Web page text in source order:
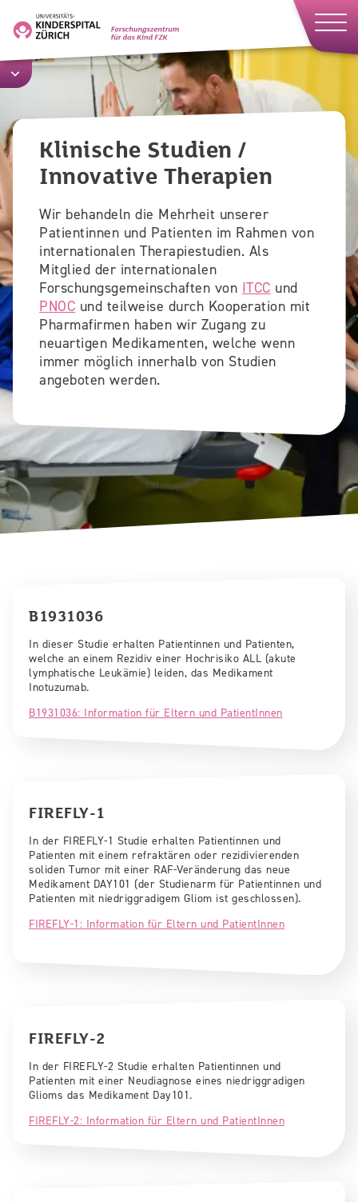
zum
Inhalt
Klinische Studien /
Innovative Therapien
Wir behandeln die Mehrheit unserer
Patientinnen und Patienten im Rahmen von
internationalen Therapiestudien. Als
Mitglied der internationalen
Forschungsgemeinschaften von ITCC und
PNOC und teilweise durch Kooperation mit
Pharmafirmen haben wir Zugang zu
neuartigen Medikamenten, welche wenn
immer möglich innerhalb von Studien
angeboten werden.
B1931036
In dieser Studie erhalten Patientinnen und Patienten,
welche an einem Rezidiv einer Hochrisiko ALL (akute
lymphatische Leukämie) leiden, das Medikament
Inotuzumab.
B1931036: Information für Eltern und PatientInnen
FIREFLY-1
In der FIREFLY-1 Studie erhalten Patientinnen und
Patienten mit einem refraktären oder rezidivierenden
soliden Tumor mit einer RAF-Veränderung das neue
Medikament DAY101 (der Studienarm für Patientinnen und
Patienten mit niedriggradigem Gliom ist geschlossen).
FIREFLY-1: Information für Eltern und PatientInnen
FIREFLY-2
In der FIREFLY-2 Studie erhalten Patientinnen und
Patienten mit einer Neudiagnose eines niedriggradigen
Glioms das Medikament Day101.
FIREFLY-2: Information für Eltern und PatientInnen